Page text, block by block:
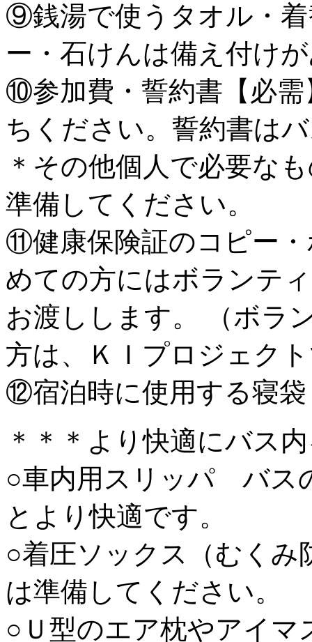
⑨銭湯で使うタオル・
ー・石けんは備え付け
⑩参加費・誓約書【必
ちください。誓約書は
＊その他個人で必要な
準備してください。
⑪健康保険証のコピー
めての方にはボランテ
お渡しします。 （ボラ
方は、ＫＩプロジェク
⑫宿泊時に使用する寝袋
＊＊＊より快適にバス
○車内用スリッパ バス
とより快適です。
○着圧ソックス（むくみ
は準備してください。
○Ｕ型のエア枕やアイ